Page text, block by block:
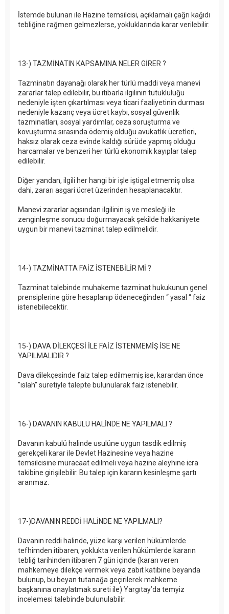
İstemde bulunan ile Hazine temsilcisi, açıklamalı çağrı kağıdı
tebliğine rağmen gelmezlerse, yokluklarında karar verilebilir.
13-) TAZMİNATIN KAPSAMINA NELER GİRER ?
Tazminatın dayanağı olarak her türlü maddi veya manevi
zararlar talep edilebilir, bu itibarla ilgilinin tutukluluğu
nedeniyle işten çıkartılması veya ticari faaliyetinin durması
nedeniyle kazanç veya ücret kaybı, sosyal güvenlik
tazminatları, sosyal yardımlar, ceza soruşturma ve
kovuşturma sırasında ödemiş olduğu avukatlık ücretleri,
haksız olarak ceza evinde kaldığı sürüde yapmış olduğu
harcamalar ve benzeri her türlü ekonomik kayıplar talep
edilebilir.
Diğer yandan, ilgili her hangi bir işle iştigal etmemiş olsa
dahi, zararı asgari ücret üzerinden hesaplanacaktır.
Manevi zararlar açısından ilgilinin iş ve mesleği ile
zenginleşme sonucu doğurmayacak şekilde hakkaniyete
uygun bir manevi tazminat talep edilmelidir.
14-) TAZMİNATTA FAİZ İSTENEBİLİR Mİ ?
Tazminat talebinde muhakeme tazminat hukukunun genel
prensiplerine göre hesaplanıp ödeneceğinden “ yasal “ faiz
istenebilecektir.
15-) DAVA DİLEKÇESİ İLE FAİZ İSTENMEMİŞ İSE NE
YAPILMALIDIR ?
Dava dilekçesinde faiz talep edilmemiş ise, karardan önce
"ıslah" suretiyle talepte bulunularak faiz istenebilir.
16-) DAVANIN KABULÜ HALİNDE NE YAPILMALI ?
Davanın kabulü halinde usulüne uygun tasdik edilmiş
gerekçeli karar ile Devlet Hazinesine veya hazine
temsilcisine müracaat edilmeli veya hazine aleyhine icra
takibine girişilebilir. Bu talep için kararın kesinleşme şartı
aranmaz.
17-)DAVANIN REDDİ HALİNDE NE YAPILMALI?
Davanın reddi halinde, yüze karşı verilen hükümlerde
tefhimden itibaren, yoklukta verilen hükümlerde kararın
tebliğ tarihinden itibaren 7 gün içinde (kararı veren
mahkemeye dilekçe vermek veya zabıt katibine beyanda
bulunup, bu beyan tutanağa geçirilerek mahkeme
başkanına onaylatmak sureti ile) Yargıtay’da temyiz
incelemesi talebinde bulunulabilir.